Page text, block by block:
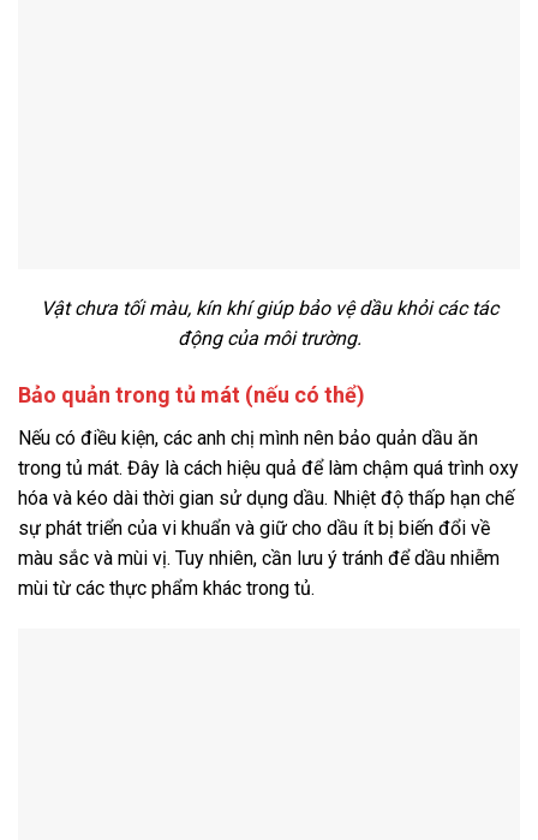
Vật chưa tối màu, kín khí giúp bảo vệ dầu khỏi các tác
động của môi trường.
Bảo quản trong tủ mát (nếu có thể)
Nếu có điều kiện, các anh chị mình nên bảo quản dầu ăn
trong tủ mát. Đây là cách hiệu quả để làm chậm quá trình oxy
hóa và kéo dài thời gian sử dụng dầu. Nhiệt độ thấp hạn chế
sự phát triển của vi khuẩn và giữ cho dầu ít bị biến đổi về
màu sắc và mùi vị. Tuy nhiên, cần lưu ý tránh để dầu nhiễm
mùi từ các thực phẩm khác trong tủ.